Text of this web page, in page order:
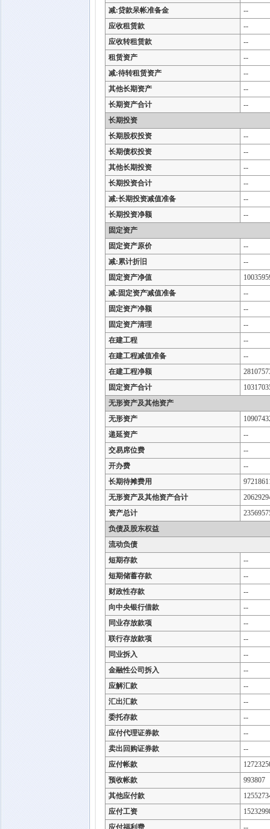
减:贷款呆帐准备金
--
应收租赁款
--
应收转租赁款
--
租赁资产
--
减:待转租赁资产
--
其他长期资产
--
长期资产合计
--
长期投资
长期股权投资
--
长期债权投资
--
其他长期投资
--
长期投资合计
--
减:长期投资减值准备
--
长期投资净额
--
固定资产
固定资产原价
--
减:累计折旧
--
固定资产净值
减:固定资产减值准备
--
固定资产净额
--
固定资产清理
--
在建工程
--
在建工程减值准备
--
在建工程净额
固定资产合计
无形资产及其他资产
无形资产
递延资产
--
交易席位费
--
开办费
--
长期待摊费用
无形资产及其他资产合计
资产总计
负债及股东权益
流动负债
短期存款
--
短期储蓄存款
--
财政性存款
--
向中央银行借款
--
同业存放款项
--
联行存放款项
--
同业拆入
--
金融性公司拆入
--
应解汇款
--
汇出汇款
--
委托存款
--
应付代理证券款
--
卖出回购证券款
--
应付帐款
预收帐款
993807
其他应付款
应付工资
应付福利费
--